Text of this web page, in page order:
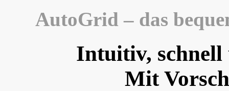
AutoGrid – das
Intuitiv, schnell
Mit